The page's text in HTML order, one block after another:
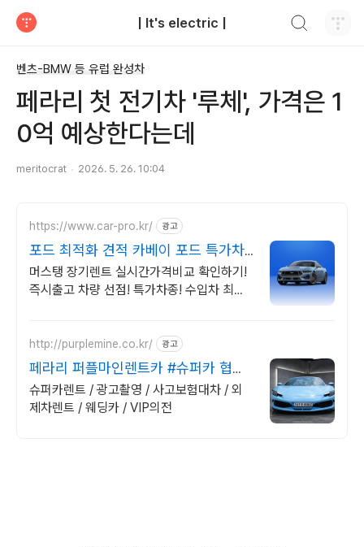
| It's electric |
벤츠-BMW 등 유럽 완성차
페라리 첫 전기차 '루체', 가격은 1
0억 예상한다는데
meritocrat 2026. 5. 26. 10:04
https://www.car-pro.kr/ 광고
포드 최적화 견적 카베이 포드 특가차
량 무료견적
머스탱 장기렌트 실시간가격비교 확인하기!
즉시출고 차량 선점! 특가차종! 수입차 최대
http://purplemine.co.kr/ 광고
페라리 퍼플마인렌트카 #슈퍼카 협찬
문의 #방송렌트
슈퍼카렌트 / 광고촬영 / 사고보험대차 / 외
제차렌트 / 웨딩카 / VIP의전